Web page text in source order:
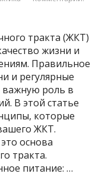
тракта (ЖКТ)
жизни и
Правильное
и регулярные
роль в
В этой статье
которые
ЖКТ.
основа
тракта.
питание: …